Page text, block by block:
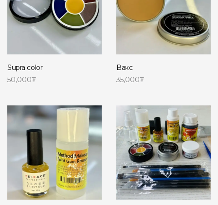
Supra color
50,000₮
Вакс
35,000₮